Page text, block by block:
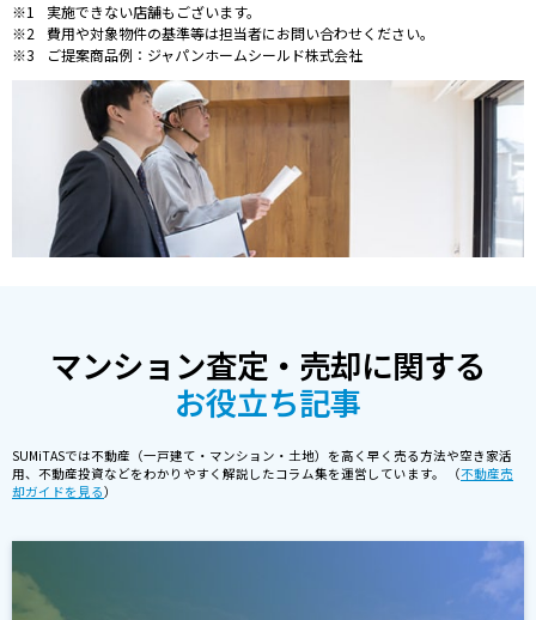
実施できない店舗もございます。
費用や対象物件の基準等は担当者にお問い合わせください。
ご提案商品例：ジャパンホームシールド株式会社
マンション査定・売却に関する
お役立ち記事
SUMiTASでは不動産（一戸建て・マンション・土地）を高く早く売る方法や空き家活
用、不動産投資などをわかりやすく解説したコラム集を運営しています。 （不動産売
却ガイドを見る）